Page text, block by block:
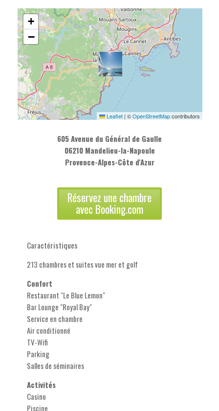
+
−
Leaflet | ©OpenStreetMapcontributors
605 Avenue du Général de Gaulle
06210 Mandelieu-la-Napoule
Provence-Alpes-Côte d'Azur
Réservez une chambre
avec Booking.com
Caractéristiques
213 chambres et suites vue mer et golf
Confort
Restaurant "Le Blue Lemon"
Bar Lounge "Royal Bay"
Service en chambre
Air conditionné
TV-Wifi
Parking
Salles de séminaires
Activités
Casino
Piscine